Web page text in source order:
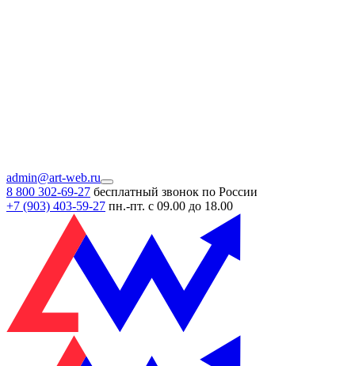
admin@art-web.ru
8 800 302-69-27 бесплатный звонок по России
+7 (903) 403-59-27 пн.-пт. с 09.00 до 18.00